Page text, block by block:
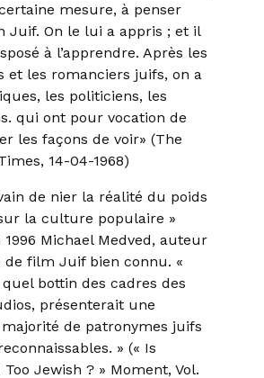
mesure, à penser
Juif. On le lui a appris ; et il
à l’apprendre. Après les
et les romanciers juifs, on a
les politiciens, les
qui ont pour vocation de
les façons de voir» (The
14-04-­1968)
de nier la réalité du poids
la culture populaire »
Michael Medved, auteur
film Juif bien connu. «
quel bottin des cadres des
présenterait une
de patronymes juifs
» (« Is
Jewish ? » Moment, Vol.